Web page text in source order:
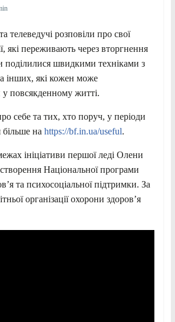
телеведучі розповіли про свої
які переживають через вторгнення
поділилися швидкими техніками з
інших, які кожен може
у повсякденному житті.
себе та тих, хто поруч, у періоди
більше на https://bf.in.ua/useful.
ініціативи першої леді Олени
Національної програми
та психосоціальної підтримки. За
організації охорони здоров’я